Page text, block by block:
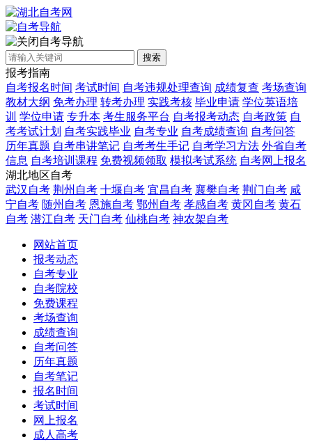
自考导航
搜索
报考指南
自考报名时间 考试时间 自考违规处理查询 成绩复查 考场查询
教材大纲 免考办理 转考办理 实践考核 毕业申请 学位英语培
训 学位申请 专升本 考生服务平台 自考报考动态 自考政策 自
考考试计划 自考实践毕业 自考专业 自考成绩查询 自考问答
历年真题 自考串讲笔记 自考考生手记 自考学习方法 外省自考
信息 自考培训课程 免费视频领取 模拟考试系统 自考网上报名
湖北地区自考
武汉自考 荆州自考 十堰自考 宜昌自考 襄樊自考 荆门自考 咸
宁自考 随州自考 恩施自考 鄂州自考 孝感自考 黄冈自考 黄石
自考 潜江自考 天门自考 仙桃自考 神农架自考
网站首页
报考动态
自考专业
自考院校
免费课程
考场查询
成绩查询
自考问答
历年真题
自考笔记
报名时间
考试时间
网上报名
成人高考